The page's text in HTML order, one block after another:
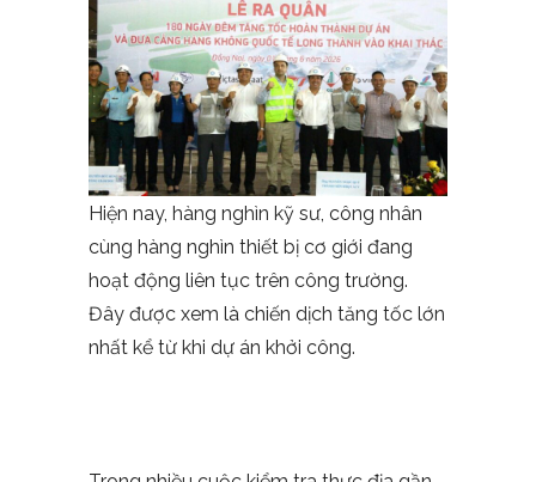
Hiện nay, hàng nghìn kỹ sư, công nhân
cùng hàng nghìn thiết bị cơ giới đang
hoạt động liên tục trên công trường.
Đây được xem là chiến dịch tăng tốc lớn
nhất kể từ khi dự án khởi công.